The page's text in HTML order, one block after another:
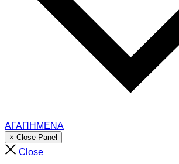
ΑΓΑΠΗΜΕΝΑ
× Close Panel
Close